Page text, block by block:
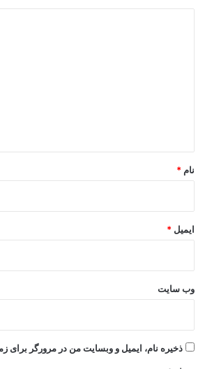
نام *
ایمیل *
وب‌ سایت
ذخیره نام، ایمیل و وبسایت من در مرورگر برای